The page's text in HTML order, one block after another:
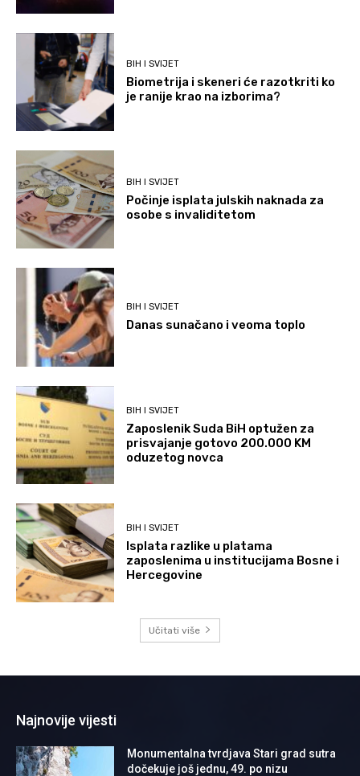
BIH I SVIJET
Biometrija i skeneri će razotkriti ko
je ranije krao na izborima?
BIH I SVIJET
Počinje isplata julskih naknada za
osobe s invaliditetom
BIH I SVIJET
Danas sunačano i veoma toplo
BIH I SVIJET
Zaposlenik Suda BiH optužen za
prisvajanje gotovo 200.000 KM
oduzetog novca
BIH I SVIJET
Isplata razlike u platama
zaposlenima u institucijama Bosne i
Hercegovine
Učitati više
Najnovije vijesti
Monumentalna tvrdjava Stari grad sutra
dočekuje još jednu, 49. po nizu